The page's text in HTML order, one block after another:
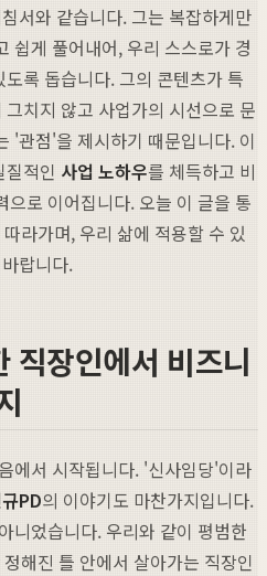
서와 같습니다. 그는 복잡하게만
쉽게 풀어내어, 우리 스스로가 경
록 돕습니다. 그의 콘텐츠가 특
치지 않고 사업가의 시선으로 문
'관점'을 제시하기 때문입니다. 이
적인 사업 노하우를 체득하고 비
로 이어집니다. 오늘 이 글을 통
라가며, 우리 삶에 적용할 수 있
랍니다.
직장인에서 비즈니
에서 시작됩니다. '신사임당'이라
PD의 이야기도 마찬가지입니다.
니었습니다. 우리와 같이 평범한
해진 틀 안에서 살아가는 직장인